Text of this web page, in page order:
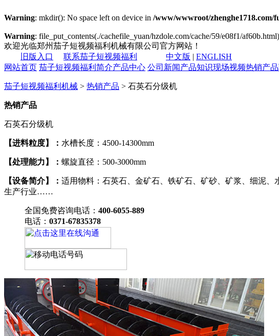
Warning: mkdir(): No space left on device in /www/wwwroot/zhenghe1718.com/
Warning: file_put_contents(./cachefile_yuan/hzdole.com/cache/59/e08f1/
欢迎光临郑州茄子短视频福利机械有限公司官方网站！
旧版入口
联系茄子短视频福利 中文版 | ENGLISH
网站首页 茄子短视频福利简介产品中心 公司新闻产品知识现场视频热销产品
茄子短视频福利机械 > 热销产品 > 石英石分级机
热销产品
石英石分级机
【进料粒度】： 水槽长度：4500-14300mm
【处理能力】： 螺旋直径：500-3000mm
【设备简介】： 适用物料：石英石、金矿石、铁矿石、矿砂、矿浆、细泥
生产行业……
全国免费咨询电话： 400-6055-889
电话： 0371-67835378